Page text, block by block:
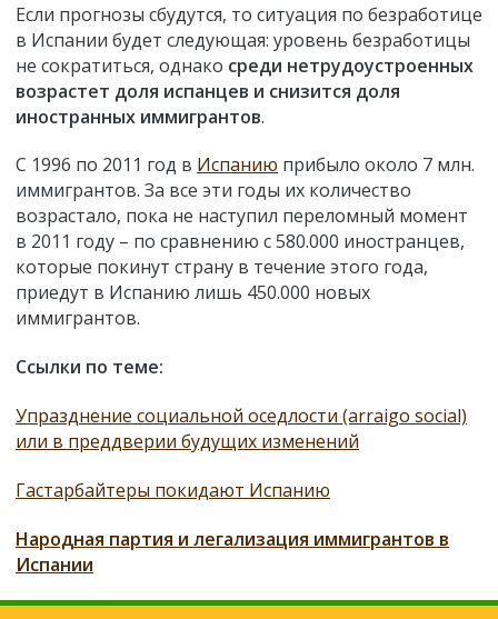
Если прогнозы сбудутся, то ситуация по безработице
в Испании будет следующая: уровень безработицы
не сократиться, однако среди нетрудоустроенных
возрастет доля испанцев и снизится доля
иностранных иммигрантов.
С 1996 по 2011 год в Испанию прибыло около 7 млн.
иммигрантов. За все эти годы их количество
возрастало, пока не наступил переломный момент
в 2011 году – по сравнению с 580.000 иностранцев,
которые покинут страну в течение этого года,
приедут в Испанию лишь 450.000 новых
иммигрантов.
Ссылки по теме:
Упразднение социальной оседлости (arraigo social)
или в преддверии будущих изменений
Гастарбайтеры покидают Испанию
Народная партия и легализация иммигрантов в
Испании